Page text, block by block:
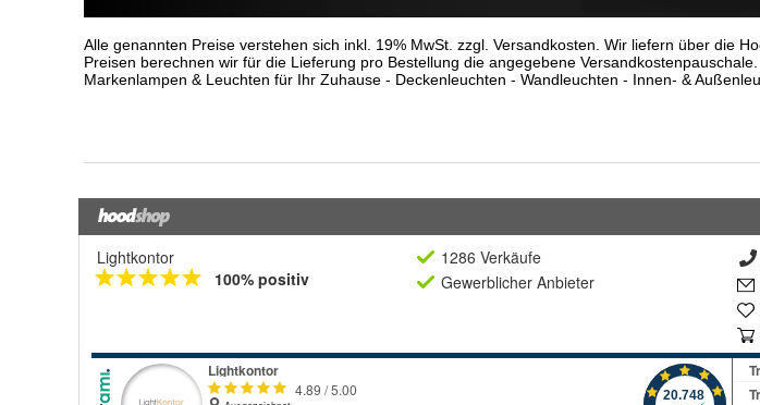
Lightkontor
100% positiv
1286 Verkäufe
Gewerblicher Anbieter